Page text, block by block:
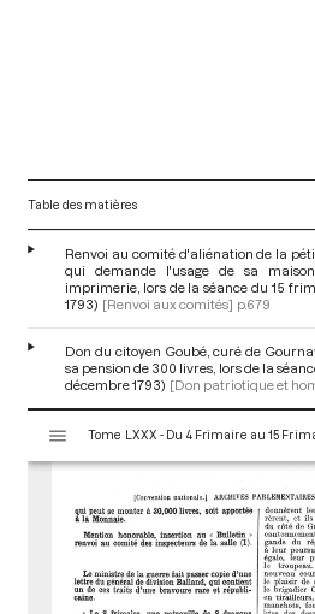
Table des matières
Renvoi au comité d'aliénation de la
qui demande l'usage de sa
imprimerie, lors de la séance du 15
1793) [Renvoi aux comités] p.679
Don du citoyen Goubé, curé de
sa pension de 300 livres, lors de la
décembre 1793) [Don patriotique et
s